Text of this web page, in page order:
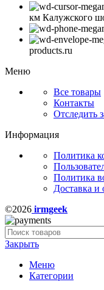
км Калужского
products.ru
Меню
Все товары
Контакты
Отследить
Информация
Политика
Политика
Доставка и
©2026 irmgeek
Закрыть
Меню
Категории